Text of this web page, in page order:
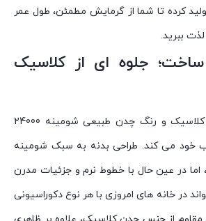
کرده تا شما از گرمایش مطمئن، طول عمر
ببرید.
جلوه ای از کلاسیک
در نگاه نخست، طرح کلاسیک و رنگ چدن طبیعی شومینه 24000
خود می کند. طراحی بدنه به سبک شومینه
در عین حال با خطوط نرم و جزئیات مدرن
در خانه های امروزی با هر نوع دکوراسیونی